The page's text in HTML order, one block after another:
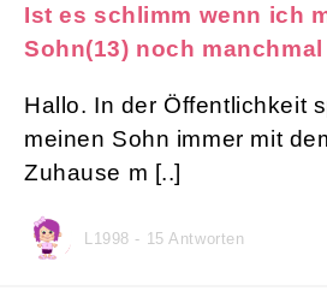
Ist es schlimm wenn ich
Sohn(13) noch
Hallo. In der Öffentlichkeit
meinen Sohn immer mit
Zuhause m [..]
L1998 - 15 Antworten